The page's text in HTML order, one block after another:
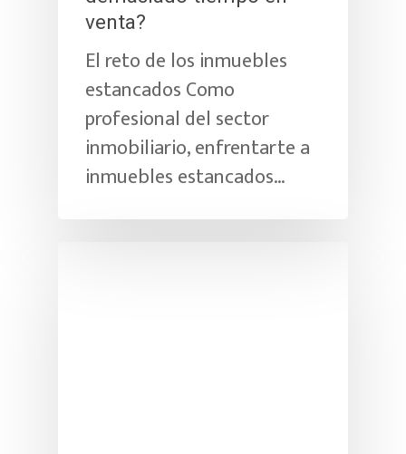
venta?
El reto de los inmuebles
estancados Como
profesional del sector
inmobiliario, enfrentarte a
inmuebles estancados…